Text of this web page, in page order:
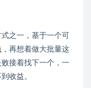
之一，基于一个可
再想着做大批量这
接着找下一个，一
收益。